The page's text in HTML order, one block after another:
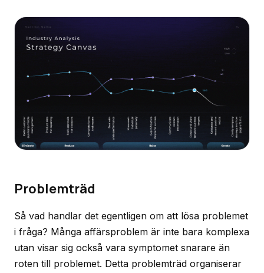
Problemträd
Så vad handlar det egentligen om att lösa problemet
i fråga? Många affärsproblem är inte bara komplexa
utan visar sig också vara symptomet snarare än
roten till problemet. Detta problemträd organiserar